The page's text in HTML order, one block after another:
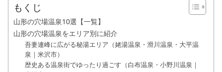
もくじ
山形の穴場温泉10選【一覧】
山形の穴場温泉をエリア別に紹介
吾妻連峰に広がる秘湯エリア（姥湯温泉・滑川温泉・大平温
泉｜米沢市）
歴史ある温泉街でゆったり過ごす（白布温泉・小野川温泉｜